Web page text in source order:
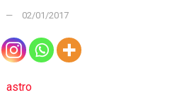
02/01/2017